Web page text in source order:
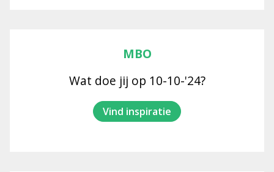
MBO
Wat doe jij op 10-10-'24?
Vind inspiratie